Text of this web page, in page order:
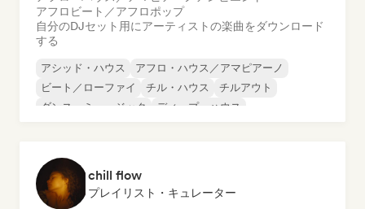
アフロビート／アフロポップ
自分のDJセット用にアーティストの楽曲をダウンロード
する
アシッド・ハウス
アフロ・ハウス／アマピアーノ
ビート／ローファイ
チル・ハウス
チルアウト
ダンス・ミュージック
ディープ・ハウス
chill flow
プレイリスト・キュレーター